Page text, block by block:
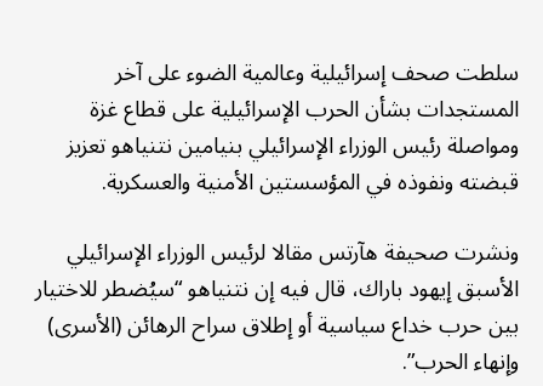
سلطت صحف إسرائيلية وعالمية الضوء على آخر
المستجدات بشأن الحرب الإسرائيلية على قطاع غزة
ومواصلة رئيس الوزراء الإسرائيلي بنيامين نتنياهو تعزيز
قبضته ونفوذه في المؤسستين الأمنية والعسكرية.
ونشرت صحيفة هآرتس مقالا لرئيس الوزراء الإسرائيلي
الأسبق إيهود باراك، قال فيه إن نتنياهو “سيُضطر للاختيار
بين حرب خداع سياسية أو إطلاق سراح الرهائن (الأسرى)
وإنهاء الحرب”.